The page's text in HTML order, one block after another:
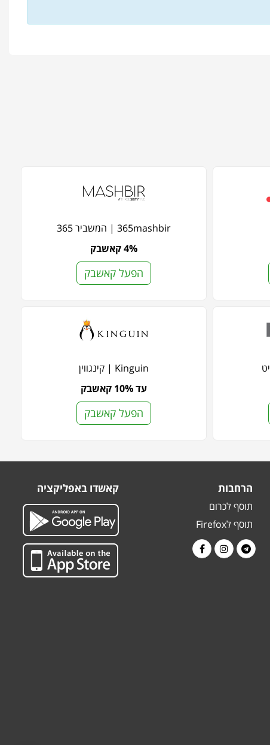
365mashbir | המשביר 365
4% קאשבק
הפעל קאשבק
Kinguin | קינגווין
עד 10% קאשבק
הפעל קאשבק
הרחבות
תוסף לכרום
תוסף לFirefox
קאשדו באפליקציה